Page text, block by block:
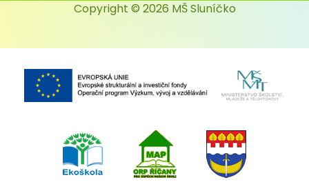
Copyright © 2026 MŠ Sluníčko